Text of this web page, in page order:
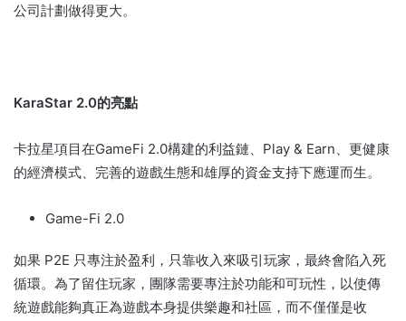
公司計劃做得更大。
KaraStar 2.0的亮點
卡拉星項目在GameFi 2.0構建的利益鏈、Play & Earn、更健康
的經濟模式、完善的遊戲生態和雄厚的資金支持下應運而生。
Game-Fi 2.0
如果 P2E 只專注於盈利，只靠收入來吸引玩家，最終會陷入死
循環。 為了留住玩家，團隊需要專注於功能和可玩性，以使傳
統遊戲能夠真正為遊戲本身提供樂趣和社區，而不僅僅是收